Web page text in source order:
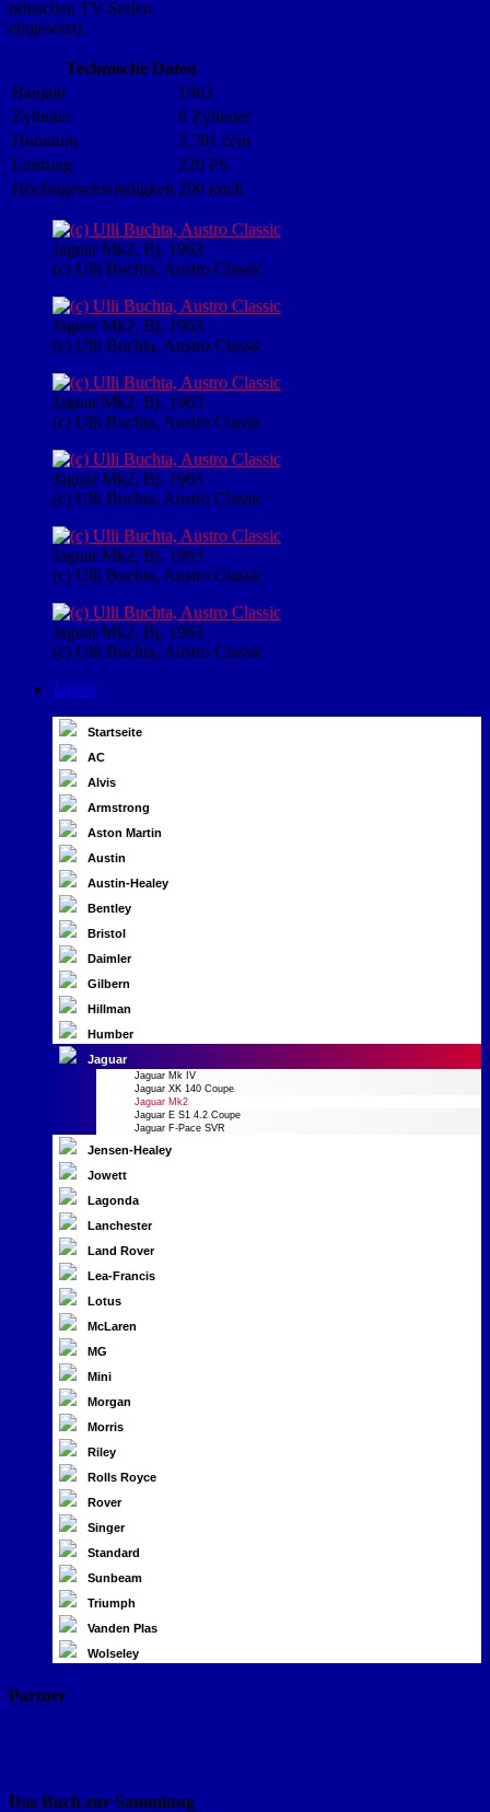
britischen TV-Serien
eingesetzt).
Technische Daten
Baujahr
1963
Zylinder
6 Zylinder
Hubraum
3.781 ccm
Leistung
220 PS
Höchstgeschwindigkeit 200 km/h
Jaguar Mk2, Bj. 1963
(c) Ulli Buchta, Austro Classic
Jaguar Mk2, Bj. 1963
(c) Ulli Buchta, Austro Classic
Jaguar Mk2, Bj. 1963
(c) Ulli Buchta, Austro Classic
Jaguar Mk2, Bj. 1963
(c) Ulli Buchta, Austro Classic
Jaguar Mk2, Bj. 1963
(c) Ulli Buchta, Austro Classic
Jaguar Mk2, Bj. 1963
(c) Ulli Buchta, Austro Classic
Jaguar
Startseite
AC
Alvis
Armstrong
Aston Martin
Austin
Austin-Healey
Bentley
Bristol
Daimler
Gilbern
Hillman
Humber
Jaguar
Jaguar Mk IV
Jaguar XK 140 Coupe
Jaguar Mk2
Jaguar E S1 4.2 Coupe
Jaguar F-Pace SVR
Jensen-Healey
Jowett
Lagonda
Lanchester
Land Rover
Lea-Francis
Lotus
McLaren
MG
Mini
Morgan
Morris
Riley
Rolls Royce
Rover
Singer
Standard
Sunbeam
Triumph
Vanden Plas
Wolseley
Partner
Das Buch zur Sammlung